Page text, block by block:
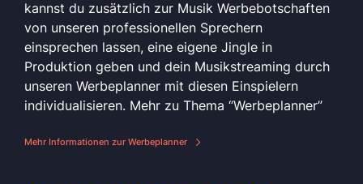
kannst du zusätzlich zur Musik Werbebotschaften
von unseren professionellen Sprechern
einsprechen lassen, eine eigene Jingle in
Produktion geben und dein Musikstreaming durch
unseren Werbeplanner mit diesen Einspielern
individualisieren. Mehr zu Thema “Werbeplanner”
Mehr Informationen zur Werbeplanner